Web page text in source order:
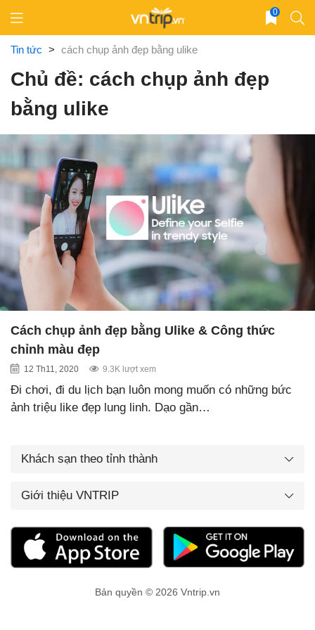
content
0
Tin tức > cách chụp ảnh đẹp bằng ulike
Chủ đề: cách chụp ảnh đẹp
bằng ulike
Cách chụp ảnh đẹp bằng Ulike & Công thức
chỉnh màu đẹp
12 Th11, 2020 9.3K lượt xem
Đi chơi, đi du lịch bạn luôn mong muốn có những bức
ảnh triệu like đẹp lung linh. Dạo gần…
Khách sạn theo tỉnh thành
Giới thiệu VNTRIP
Bản quyền © 2026 Vntrip.vn